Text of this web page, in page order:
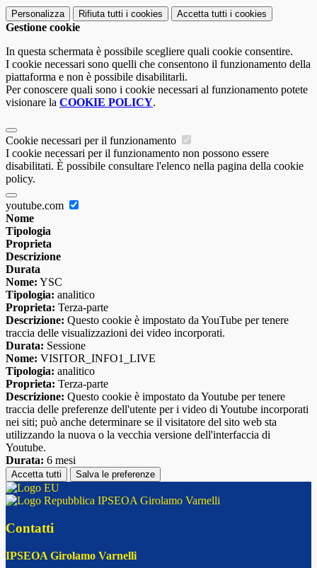
Personalizza Rifiuta tutti i cookies Accetta tutti i cookies
Gestione cookie
In questa schermata è possibile scegliere quali cookie consentire.
I cookie necessari sono quelli che consentono il funzionamento della
piattaforma e non è possibile disabilitarli.
Per conoscere quali sono i cookie necessari al funzionamento potete
visionare la COOKIE POLICY.
Cookie necessari per il funzionamento
I cookie necessari per il funzionamento non possono essere
disabilitati. È possibile consultare l'elenco nella pagina della cookie
policy.
youtube.com
Nome
Tipologia
Proprieta
Descrizione
Durata
Nome: YSC
Tipologia: analitico
Proprieta: Terza-parte
Descrizione: Questo cookie è impostato da YouTube per tenere
traccia delle visualizzazioni dei video incorporati.
Durata: Sessione
Nome: VISITOR_INFO1_LIVE
Tipologia: analitico
Proprieta: Terza-parte
Descrizione: Questo cookie è impostato da Youtube per tenere
traccia delle preferenze dell'utente per i video di Youtube incorporati
nei siti; può anche determinare se il visitatore del sito web sta
utilizzando la nuova o la vecchia versione dell'interfaccia di
Youtube.
Durata: 6 mesi
Accetta tutti Salva le preferenze
IPSEOA Girolamo Varnelli
Contatti
IPSEOA Girolamo Varnelli